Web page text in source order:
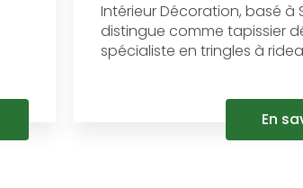
Intérieur Décoration, basé à
distingue comme tapissier
spécialiste en tringles à
En